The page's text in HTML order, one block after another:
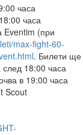
часа
часа
Eventim (при
max-fight-60-
. Билети ще
18:00 часа
в 19:00 часа
Scout